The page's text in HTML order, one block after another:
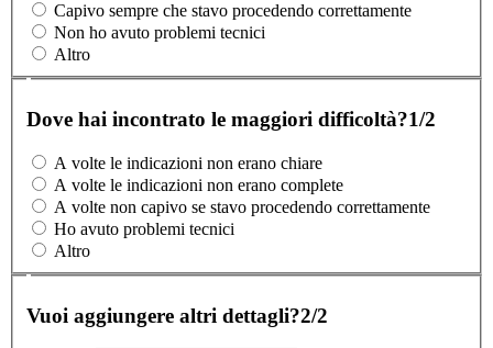
Capivo sempre che stavo procedendo correttamente
Non ho avuto problemi tecnici
Altro
Dove hai incontrato le maggiori difficoltà?1/2
A volte le indicazioni non erano chiare
A volte le indicazioni non erano complete
A volte non capivo se stavo procedendo correttamente
Ho avuto problemi tecnici
Altro
Vuoi aggiungere altri dettagli?2/2